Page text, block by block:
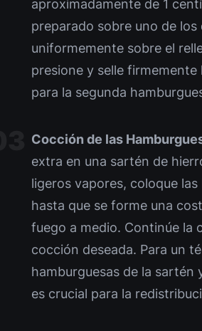
aproximadamente de 1
preparado sobre uno de
uniformemente sobre el
presione y selle
para la segunda
Cocción de las
extra en una sartén de
ligeros vapores, coloque
hasta que se forme una
fuego a medio. Continúe la
cocción deseada. Para un
hamburguesas de la sartén
es crucial para la